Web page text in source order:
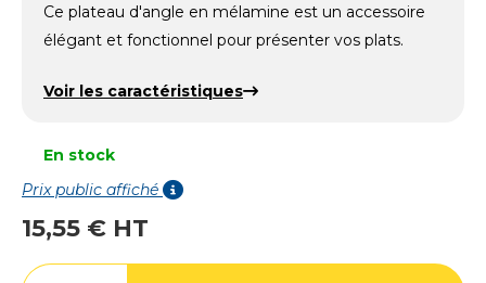
Ce plateau d'angle en mélamine est un accessoire
élégant et fonctionnel pour présenter vos plats.
Voir les caractéristiques
En stock
Prix public affiché
15,55 € HT